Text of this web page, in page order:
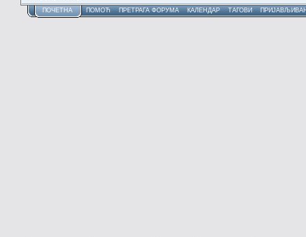
ПОЧЕТНА ПОМОЋ ПРЕТРАГА ФОРУМА КАЛЕНДАР ТАГОВИ